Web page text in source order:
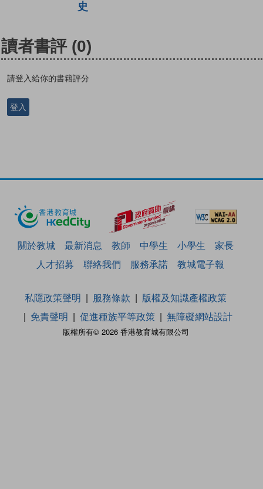
史
讀者書評 (0)
請登入給你的書籍評分
登入
關於教城 最新消息 教師 中學生 小學生
家長
人才招募
聯絡我們 服務承諾 教城電子報
版權所有© 2026 香港教育城有限公司
私隱政策聲明 服務條款
版權及知識產權政策
免責聲明
促進種族平等政策 無障礙網站設計